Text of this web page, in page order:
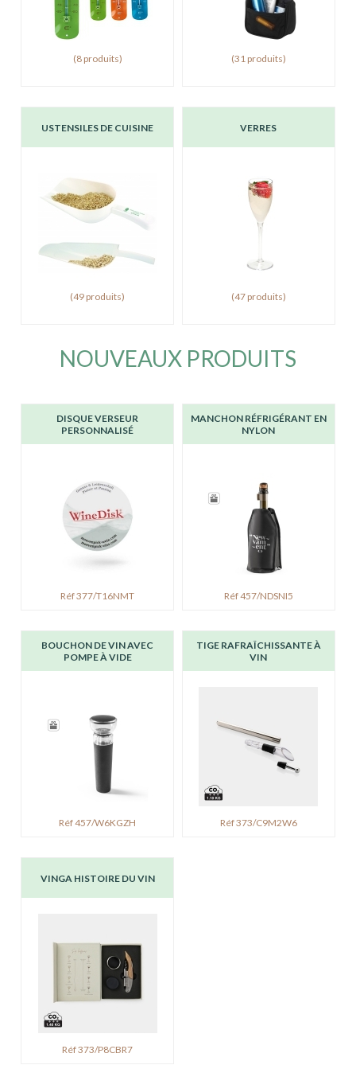
(8 produits) (31 produits)
USTENSILES DE CUISINE
(49 produits)
VERRES
(47 produits)
NOUVEAUX PRODUITS
DISQUE VERSEUR
PERSONNALISÉ
Réf 377/T16NMT
MANCHON RÉFRIGÉRANT EN
NYLON
Réf 457/NDSNI5
BOUCHON DE VIN AVEC
POMPE À VIDE
Réf 457/W6KGZH
TIGE RAFRAÎCHISSANTE À
VIN
Réf 373/C9M2W6
VINGA HISTOIRE DU VIN
Réf 373/P8CBR7